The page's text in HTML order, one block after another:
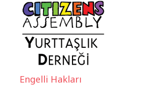
Engelli Hakları